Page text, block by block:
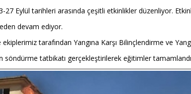
Eylül tarihleri arasında çeşitli etkinlikler düzenliyor.
devam ediyor.
tarafından Yangına Karşı Bilinçlendirme ve
söndürme tatbikatı gerçekleştirilerek eğitimler